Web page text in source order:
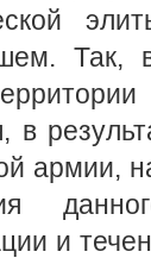
Так,
в
армии,
и